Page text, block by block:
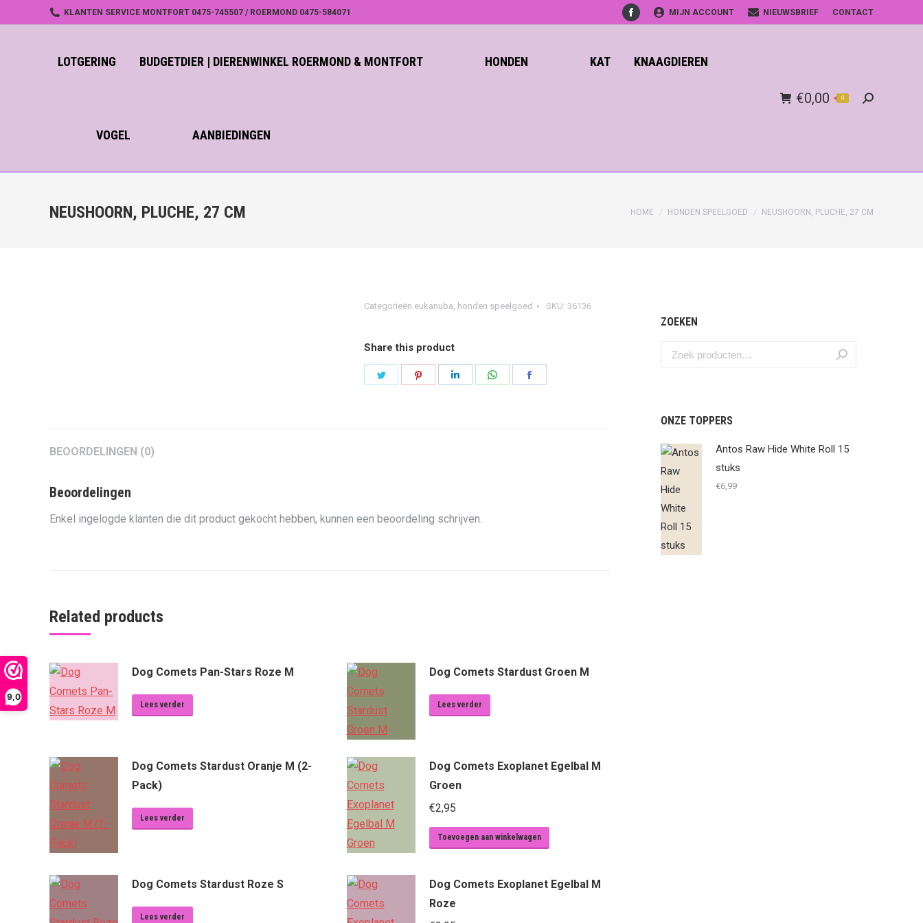
9,0
KLANTEN SERVICE MONTFORT 0475-745507 / ROERMOND 0475-584071
Facebook
MIJN ACCOUNT NIEUWSBRIEF CONTACT
LOTGERING BUDGETDIER | DIERENWINKEL ROERMOND & MONTFORT HONDEN KAT KNAAGDIEREN
VOGEL AANBIEDINGEN
€0,00 0 Search:
NEUSHOORN, PLUCHE, 27 CM HOME HONDEN SPEELGOED NEUSHOORN, PLUCHE, 27 CM
Categorieën eukanuba, honden speelgoed SKU: 36136
Share this product
Share
Share
BEOORDELINGEN (0)
Beoordelingen
Enkel ingelogde klanten die dit product gekocht hebben, kunnen een beoordeling schrijven.
Related products
Dog Comets Pan-Stars Roze M
Lees verder
Dog Comets Stardust Groen M
Lees verder
Dog Comets Stardust Oranje M (2-
Pack)
Lees verder
Dog Comets Exoplanet Egelbal M
Groen
€2,95
Toevoegen aan winkelwagen
Dog Comets Stardust Roze S
Lees verder
Dog Comets Exoplanet Egelbal M
Roze
ZOEKEN
ONZE TOPPERS
Antos Raw Hide White Roll 15
stuks
€6,99